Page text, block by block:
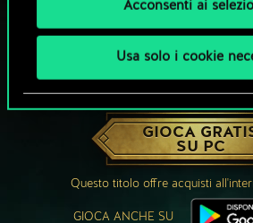
Acconsenti ai
Usa solo i cookie
CHE NE DICI DI UNA
GIOCA
SU PC
Questo titolo offre acquisti
GIOCA ANCHE SU